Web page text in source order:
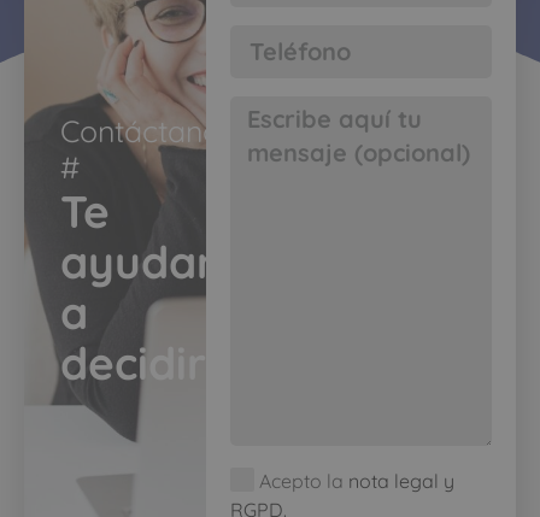
Contáctanos
#​
Te
ayudamos
a
decidir​
Acepto la nota legal y
RGPD.